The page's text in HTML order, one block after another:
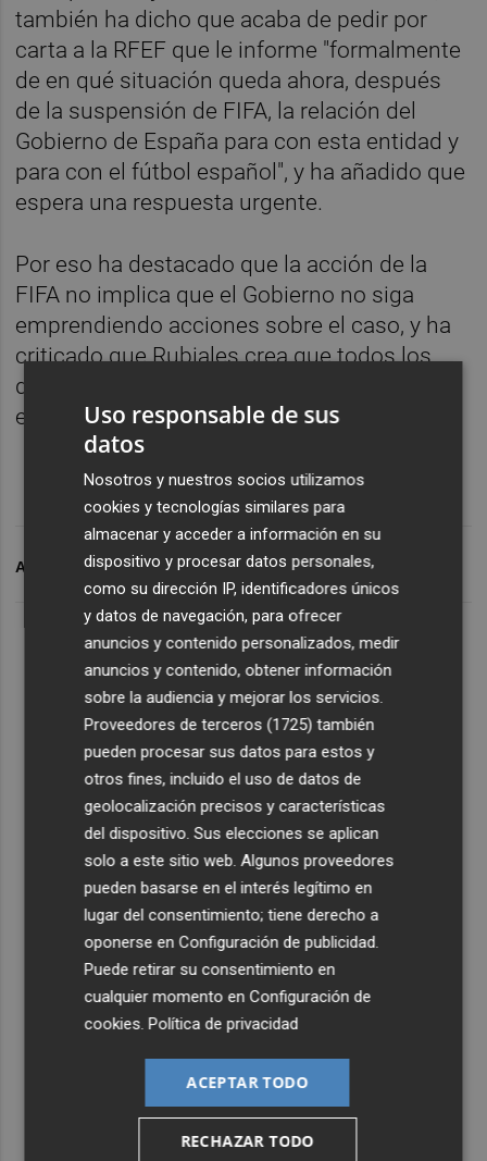
también ha dicho que acaba de pedir por
carta a la RFEF que le informe "formalmente
de en qué situación queda ahora, después
de la suspensión de FIFA, la relación del
Gobierno de España para con esta entidad y
para con el fútbol español", y ha añadido que
espera una respuesta urgente.
Por eso ha destacado que la acción de la
FIFA no implica que el Gobierno no siga
emprendiendo acciones sobre el caso, y ha
criticado que Rubiales crea que todos los
demás están equivocados: "Quizá quien va
en contradirección es él".
ARCHIVADO EN CASO RUBIALES
Uso responsable de sus
datos
Nosotros y nuestros socios utilizamos
cookies y tecnologías similares para
almacenar y acceder a información en su
dispositivo y procesar datos personales,
como su dirección IP, identificadores únicos
y datos de navegación, para ofrecer
anuncios y contenido personalizados, medir
anuncios y contenido, obtener información
sobre la audiencia y mejorar los servicios.
Proveedores de terceros (1725) también
pueden procesar sus datos para estos y
otros fines, incluido el uso de datos de
geolocalización precisos y características
del dispositivo. Sus elecciones se aplican
solo a este sitio web. Algunos proveedores
pueden basarse en el interés legítimo en
lugar del consentimiento; tiene derecho a
oponerse enConfiguración de publicidad.
Puede retirar su consentimiento en
cualquier momento enConfiguración de
cookies.Política de privacidad
ACEPTAR TODO
RECHAZAR TODO